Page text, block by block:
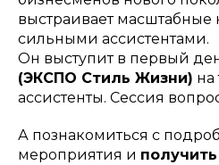
выстраивает масштабные
сильными ассистентами.
Он выступит в первый
(ЭКСПО Стиль Жизни) на
ассистенты. Сессия
А познакомиться с
мероприятия и